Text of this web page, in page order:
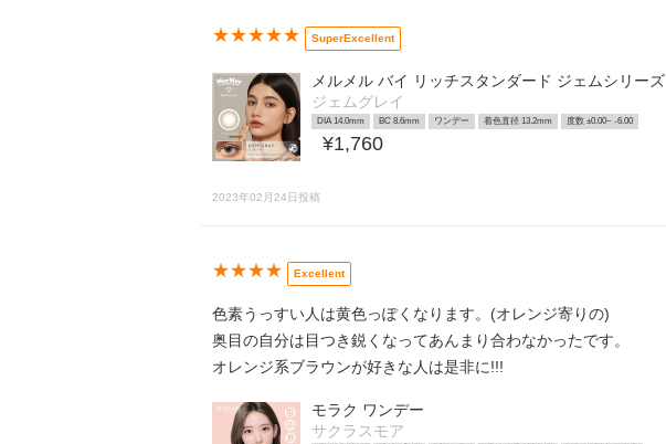
★★★★★ SuperExcellent
メルメル バイ リッチスタンダード ジェムシリーズ
ジェムグレイ
DIA 14.0mm BC 8.6mm ワンデー 着色直径 13.2mm 度数 ±0.00~ -6.00
¥1,760
2023年02月24日投稿
★★★★ Excellent
色素うっすい人は黄色っぽくなります。(オレンジ寄りの)
奥目の自分は目つき鋭くなってあんまり合わなかったです。
オレンジ系ブラウンが好きな人は是非に!!!
モラク ワンデー
サクラスモア